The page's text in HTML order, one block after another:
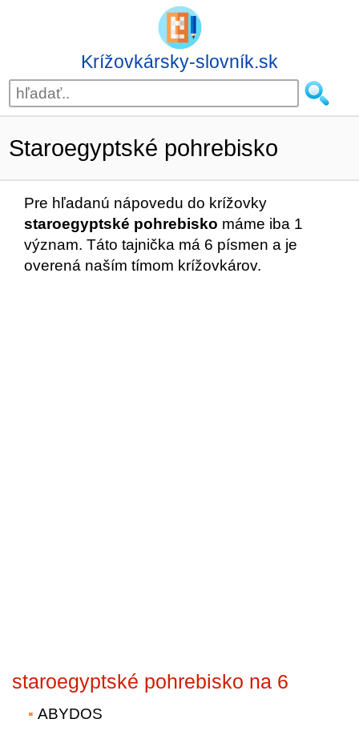
Krížovkársky-slovník.sk
Staroegyptské pohrebisko
Pre hľadanú nápovedu do krížovky
staroegyptské pohrebisko máme iba 1
význam. Táto tajnička má 6 písmen a je
overená naším tímom krížovkárov.
staroegyptské pohrebisko na 6
ABYDOS